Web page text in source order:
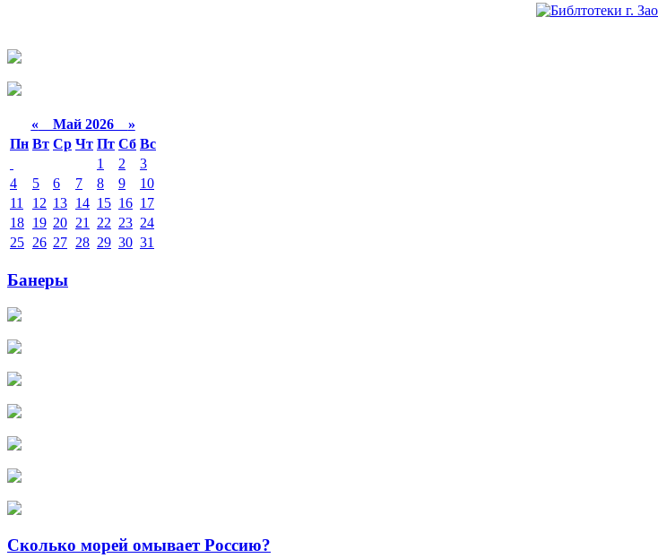
«Май 2026 »
Пн Вт Ср Чт Пт Сб Вс
1
2
3
4
5 6 7 8 9
10
11
12 13 14 15 16 17
18 19 20 21 22 23 24
25 26 27 28 29 30 31
Банеры
Сколько морей омывает Россию?